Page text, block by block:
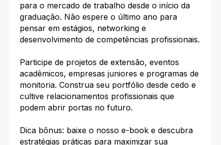
para o mercado de trabalho desde o início da
graduação. Não espere o último ano para
pensar em estágios, networking e
desenvolvimento de competências profissionais.
Participe de projetos de extensão, eventos
acadêmicos, empresas juniores e programas de
monitoria. Construa seu portfólio desde cedo e
cultive relacionamentos profissionais que
podem abrir portas no futuro.
Dica bônus: baixe o nosso e-book e descubra
estratégias práticas para maximizar sua